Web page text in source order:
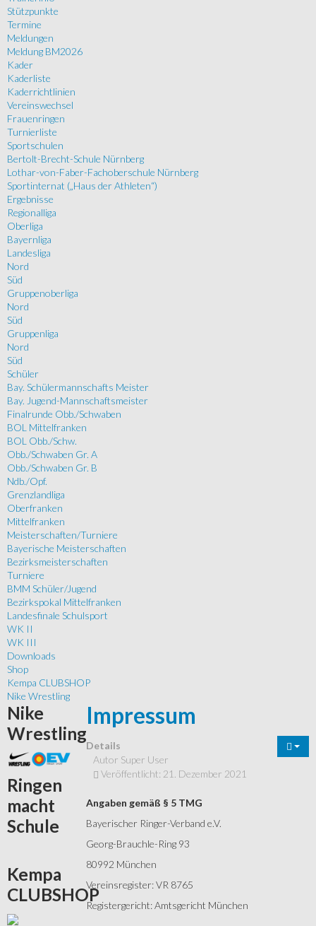
Stützpunkte
Termine
Meldungen
Meldung BM2026
Kader
Kaderliste
Kaderrichtlinien
Vereinswechsel
Frauenringen
Turnierliste
Sportschulen
Bertolt-Brecht-Schule Nürnberg
Lothar-von-Faber-Fachoberschule Nürnberg
Sportinternat („Haus der Athleten“)
Ergebnisse
Regionalliga
Oberliga
Bayernliga
Landesliga
Nord
Süd
Gruppenoberliga
Nord
Süd
Gruppenliga
Nord
Süd
Schüler
Bay. Schülermannschafts Meister
Bay. Jugend-Mannschaftsmeister
Finalrunde Obb./Schwaben
BOL Mittelfranken
BOL Obb./Schw.
Obb./Schwaben Gr. A
Obb./Schwaben Gr. B
Ndb./Opf.
Grenzlandliga
Oberfranken
Mittelfranken
Meisterschaften/Turniere
Bayerische Meisterschaften
Bezirksmeisterschaften
Turniere
BMM Schüler/Jugend
Bezirkspokal Mittelfranken
Landesfinale Schulsport
WK II
WK III
Downloads
Shop
Kempa CLUBSHOP
Nike Wrestling
Impressum
Details
Autor Super User
Veröffentlicht: 21. Dezember 2021
Angaben gemäß § 5 TMG
Bayerischer Ringer-Verband e.V.
Georg-Brauchle-Ring 93
80992 München
Vereinsregister: VR 8765
Registergericht: Amtsgericht München
Nike
Wrestling
Ringen
macht
Schule
Kempa
CLUBSHOP